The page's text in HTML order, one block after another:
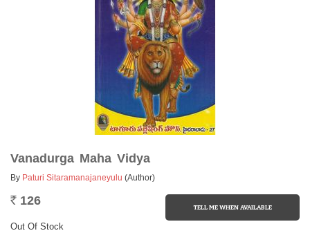
Vanadurga Maha Vidya
By Paturi Sitaramanajaneyulu (Author)
Rs. 126
Out Of Stock